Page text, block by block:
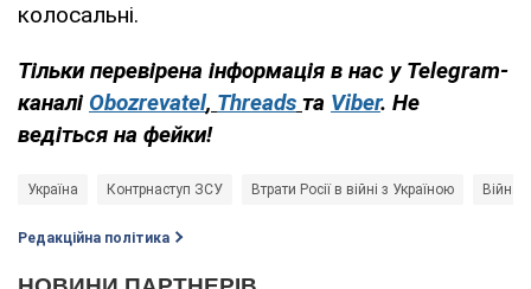
колосальні.
Тільки перевірена інформація в нас у Telegram-
каналі Obozrevatel, Threads та Viber. Не
ведіться на фейки!
Україна Контрнаступ ЗСУ Втрати Росії в війні з Україною Війна
Редакційна політика